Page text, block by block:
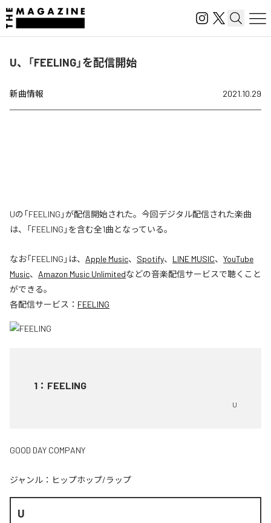
U、「FEELING」を配信開始
新曲情報 2021.10.29
Uの「FEELING」が配信開始された。今回デジタル配信された楽曲
は、「FEELING」を含む全1曲となっている。
なお「FEELING 」は、 Apple Music、 Spotify、 LINE MUSIC、 YouTube
Music、 Amazon Music Unlimitedなどの音楽配信サービスで聴くこと
ができる。
各配信サービス： FEELING
1 ： FEELING
U
GOOD DAY COMPANY
ジャンル： ヒップホップ/ラップ
U